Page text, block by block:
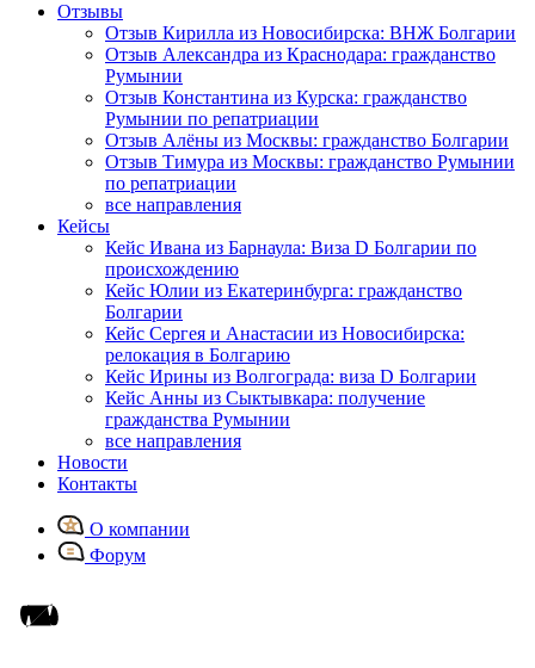
Отзывы
Отзыв Кирилла из Новосибирска: ВНЖ Болгарии
Отзыв Александра из Краснодара: гражданство
Румынии
Отзыв Константина из Курска: гражданство
Румынии по репатриации
Отзыв Алёны из Москвы: гражданство Болгарии
Отзыв Тимура из Москвы: гражданство Румынии
по репатриации
все направления
Кейсы
Кейс Ивана из Барнаула: Виза D Болгарии по
происхождению
Кейс Юлии из Екатеринбурга: гражданство
Болгарии
Кейс Сергея и Анастасии из Новосибирска:
релокация в Болгарию
Кейс Ирины из Волгограда: виза D Болгарии
Кейс Анны из Сыктывкара: получение
гражданства Румынии
все направления
Новости
Контакты
О компании
Форум